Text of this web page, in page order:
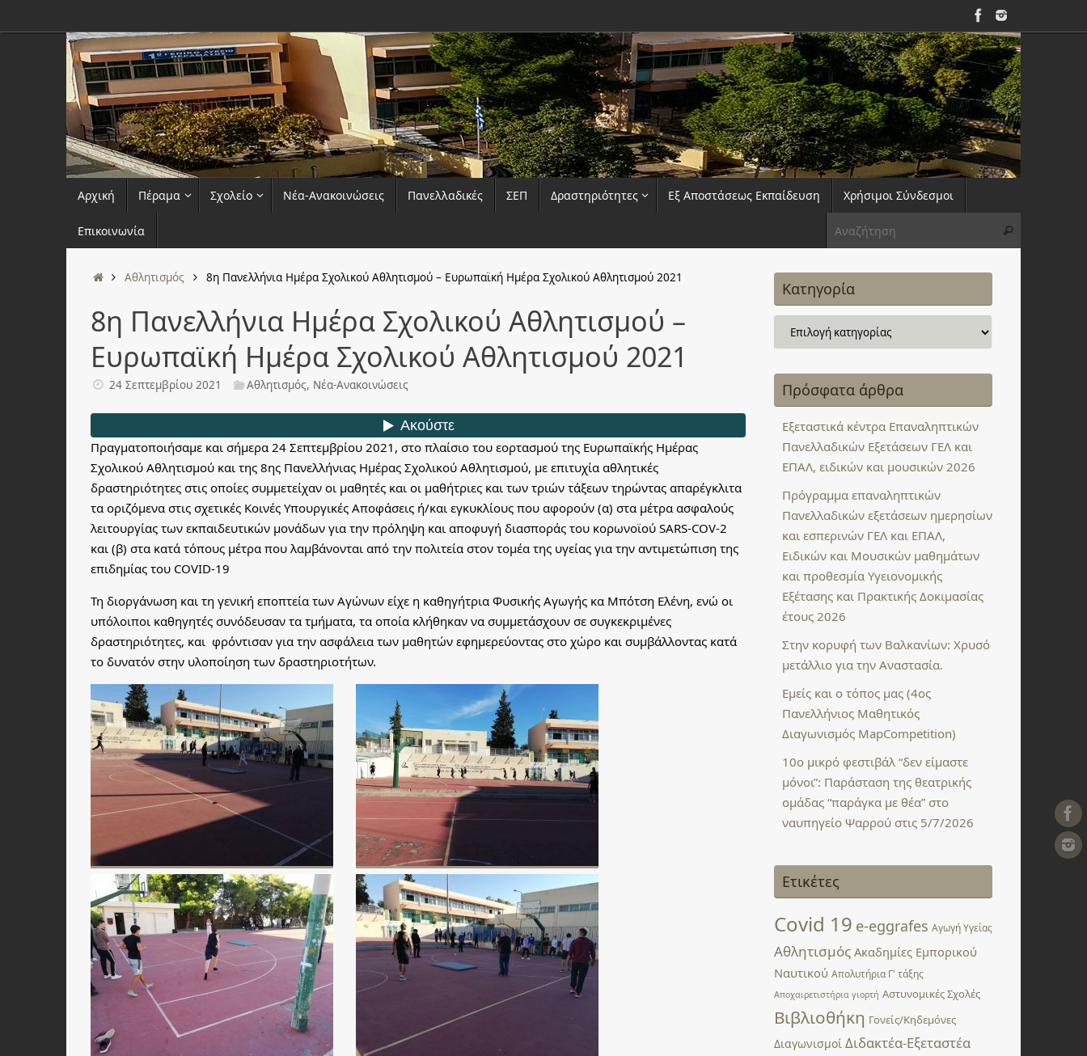
στο
περιεχόμενο
στοΑρχική Πέραμα Σχολείο Νέα-Ανακοινώσεις Πανελλαδικές ΣΕΠ Δραστηριότητες Εξ Αποστάσεως Εκπαίδευση Χρήσιμοι Σύνδεσμοι
Επικοινωνία Αναζήτηση
ΑρχικήΑθλητισμός 8η Πανελλήνια Ημέρα Σχολικού Αθλητισμού – Ευρωπαϊκή Ημέρα Σχολικού Αθλητισμού 2021
8η Πανελλήνια Ημέρα Σχολικού Αθλητισμού –
Ευρωπαϊκή Ημέρα Σχολικού Αθλητισμού 2021
24 Σεπτεμβρίου 2021 Αθλητισμός, Νέα-Ανακοινώσεις
Πραγματοποιήσαμε και σήμερα 24 Σεπτεμβρίου 2021, στο πλαίσιο του εορτασμού της Ευρωπαϊκής Ημέρας
Σχολικού Αθλητισμού και της 8ης Πανελλήνιας Ημέρας Σχολικού Αθλητισμού, με επιτυχία αθλητικές
δραστηριότητες στις οποίες συμμετείχαν οι μαθητές και οι μαθήτριες και των τριών τάξεων τηρώντας απαρέγκλιτα
τα οριζόμενα στις σχετικές Κοινές Υπουργικές Αποφάσεις ή/και εγκυκλίους που αφορούν (α) στα μέτρα ασφαλούς
λειτουργίας των εκπαιδευτικών μονάδων για την πρόληψη και αποφυγή διασποράς του κορωνοϊού SARS-COV-2
και (β) στα κατά τόπους μέτρα που λαμβάνονται από την πολιτεία στον τομέα της υγείας για την αντιμετώπιση της
επιδημίας του COVID-19
Τη διοργάνωση και τη γενική εποπτεία των Αγώνων είχε η καθηγήτρια Φυσικής Αγωγής κα Μπότση Ελένη, ενώ οι
υπόλοιποι καθηγητές συνόδευσαν τα τμήματα, τα οποία κλήθηκαν να συμμετάσχουν σε συγκεκριμένες
δραστηριότητες, και φρόντισαν για την ασφάλεια των μαθητών εφημερεύοντας στο χώρο και συμβάλλοντας κατά
το δυνατόν στην υλοποίηση των δραστηριοτήτων.
Κατηγορία
Κατηγορία
Πρόσφατα άρθρα
Εξεταστικά κέντρα Επαναληπτικών
Πανελλαδικών Εξετάσεων ΓΕΛ και
ΕΠΑΛ, ειδικών και μουσικών 2026
Πρόγραμμα επαναληπτικών
Πανελλαδικών εξετάσεων ημερησίων
και εσπερινών ΓΕΛ και ΕΠΑΛ,
Ειδικών και Μουσικών μαθημάτων
και προθεσμία Υγειονομικής
Εξέτασης και Πρακτικής Δοκιμασίας
έτους 2026
Στην κορυφή των Βαλκανίων: Χρυσό
μετάλλιο για την Αναστασία.
Εμείς και ο τόπος μας (4ος
Πανελλήνιος Μαθητικός
Διαγωνισμός MapCompetition)
10ο μικρό φεστιβάλ “δεν είμαστε
μόνοι”: Παράσταση της θεατρικής
ομάδας “παράγκα με θέα” στο
ναυπηγείο Ψαρρού στις 5/7/2026
Ετικέτες
Covid 19 e-eggrafes Αγωγή Υγείας
Αθλητισμός Ακαδημίες Εμπορικού
Ναυτικού Απολυτήρια Γ' τάξης
Αποχαιρετιστήρια γιορτή Αστυνομικές Σχολές
Βιβλιοθήκη Γονείς/Κηδεμόνες
Διαγωνισμοί Διδακτέα-Εξεταστέα